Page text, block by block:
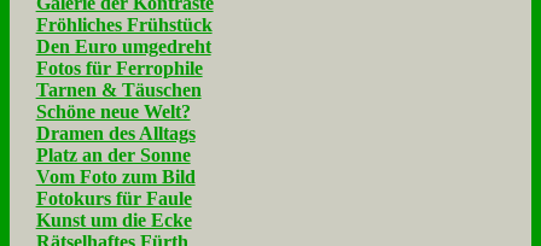
Fröhliches Frühstück
Den Euro umgedreht
Fotos für Ferrophile
Tarnen & Täuschen
Schöne neue Welt?
Dramen des Alltags
Platz an der Sonne
Vom Foto zum Bild
Fotokurs für Faule
Kunst um die Ecke
Rätselhaftes Fürth